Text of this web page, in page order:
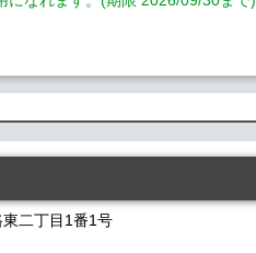
二丁目1番1号